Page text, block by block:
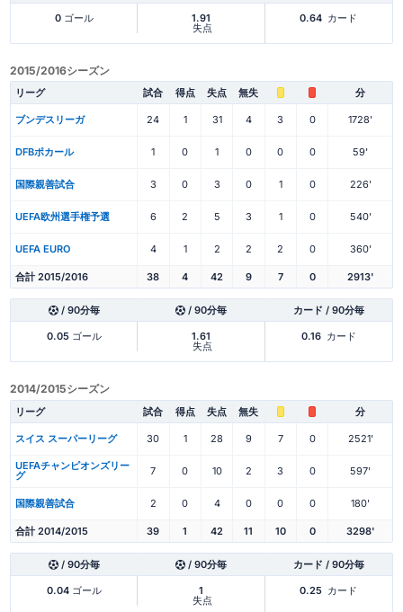
0ゴール 1.91
失点
0.64 カード
2015/2016シーズン
リーグ 試合 得点 失点 無失 分
ブンデスリーガ 24 1 31 4 3 0 1728'
DFBポカール 1 0 1 0 0 0 59'
国際親善試合 3 0 3 0 1 0 226'
UEFA欧州選手権予選 6 2 5 3 1 0 540'
UEFA EURO 4 1 2 2 2 0 360'
合計 2015/2016 38 4 42 9 7 0 2913'
/ 90分毎 / 90分毎 カード / 90分毎
0.05ゴール 1.61
失点
0.16 カード
2014/2015シーズン
リーグ 試合 得点 失点 無失 分
スイス スーパーリーグ 30 1 28 9 7 0 2521'
UEFAチャンピオンズリー
グ 7 0 10 2 3 0 597'
国際親善試合 2 0 4 0 0 0 180'
合計 2014/2015 39 1 42 11 10 0 3298'
/ 90分毎 / 90分毎 カード / 90分毎
0.04ゴール 1
失点
0.25 カード